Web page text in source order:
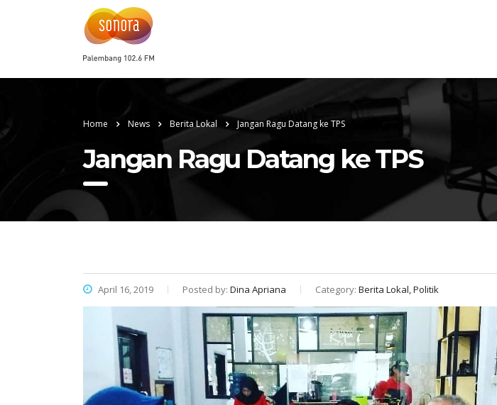
Home News Berita Lokal Jangan Ragu Datang ke TPS
Jangan Ragu Datang ke TPS
April 16, 2019 Posted by: Dina Apriana Category: Berita Lokal, Politik